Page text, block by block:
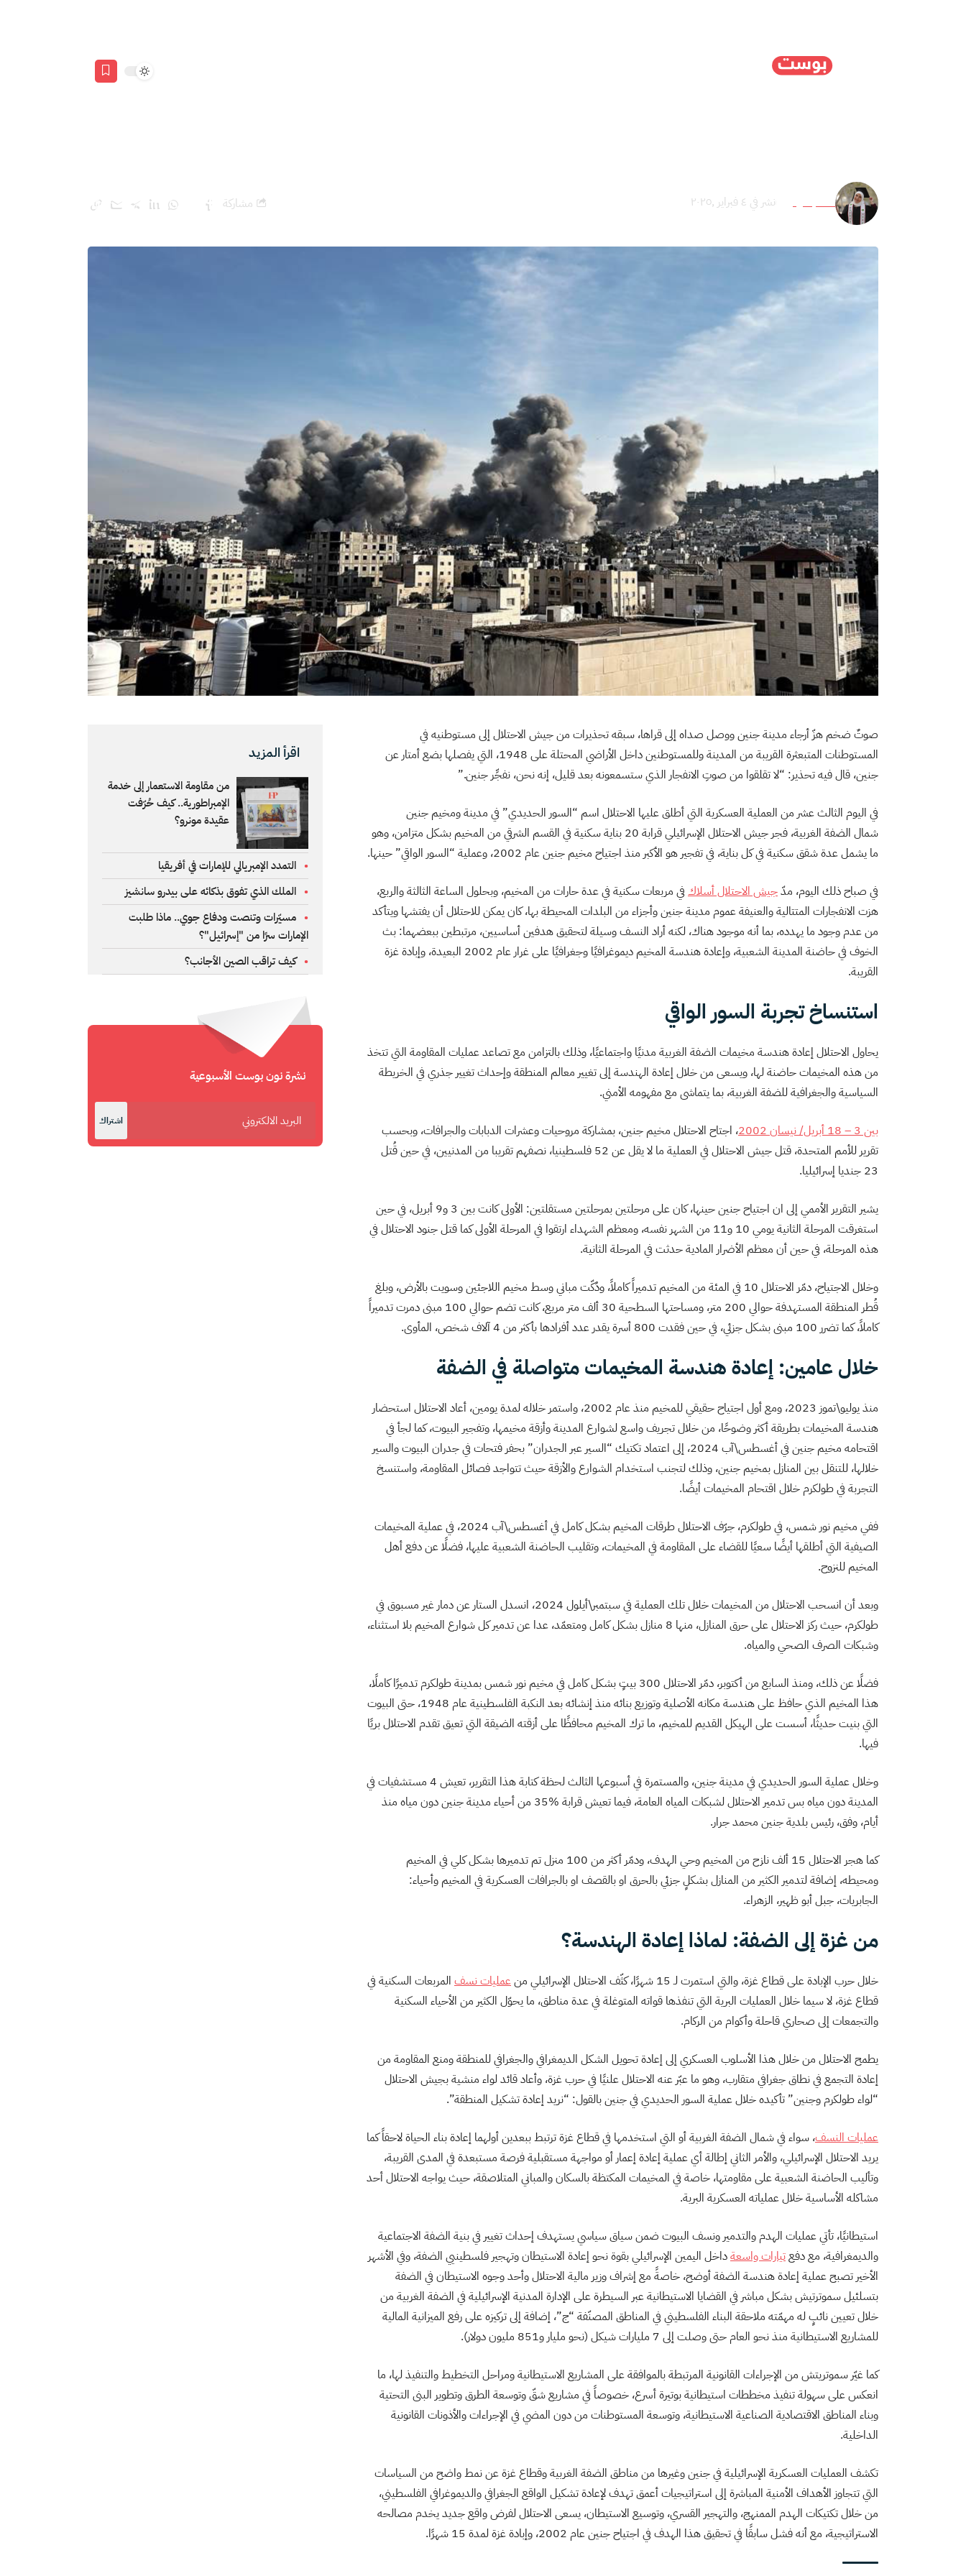
نداء بسومي نشر في ٤ فبراير ,٢٠٢٥ مشاركة
صوتٌ ضخم هزّ أرجاء مدينة جنين ووصل صداه إلى قراها، سبقه تحذيرات من جيش الاحتلال إلى مستوطنيه في
المستوطنات المتبعثرة القريبة من المدينة وللمستوطنين داخل الأراضي المحتلة على 1948، التي يفصلها بضع أمتار عن
جنين، قال فيه تحذير: “لا تقلقوا من صوتِ الانفجار الذي ستسمعونه بعد قليل، إنه نحن، نفجِّر جنين.”
في اليوم الثالث عشر من العملية العسكرية التي أطلق عليها الاحتلال اسم “السور الحديدي” في مدينة ومخيم جنين
شمال الضفة الغربية، فجر جيش الاحتلال الإسرائيلي قرابة 20 بناية سكنية في القسم الشرقي من المخيم بشكل متزامن، وهو
ما يشمل عدة شقق سكنية في كل بناية، في تفجير هو الأكبر منذ اجتياح مخيم جنين عام 2002، وعملية “السور الواقي” حينها.
في صباح ذلك اليوم، مدّجيش الاحتلال أسلاك في مربعات سكنية في عدة حارات من المخيم، وبحلول الساعة الثالثة والربع،
هزت الانفجارات المتتالية والعنيفة عموم مدينة جنين وأجزاء من البلدات المحيطة بها، كان يمكن للاحتلال أن يفتشها ويتأكد
من عدم وجود ما يهدده، بما أنه موجود هناك، لكنه أراد النسف وسيلة لتحقيق هدفين أساسيين، مرتبطين ببعضهما: بث
الخوف في حاضنة المدينة الشعبية، وإعادة هندسة المخيم ديموغرافيًا وجغرافيًا على غرار عام 2002 البعيدة، وإبادة غزة
القريبة.
استنساخ تجربة السور الواقي
يحاول الاحتلال إعادة هندسة مخيمات الضفة الغربية مدنيًا واجتماعيًا، وذلك بالتزامن مع تصاعد عمليات المقاومة التي تتخذ
من هذه المخيمات حاضنة لها، ويسعى من خلال إعادة الهندسة إلى تغيير معالم المنطقة وإحداث تغيير جذري في الخريطة
السياسية والجغرافية للضفة الغربية، بما يتماشى مع مفهومه الأمني.
بين 3 – 18 أبريل/ نيسان 2002
، اجتاح الاحتلال مخيم جنين، بمشاركة مروحيات وعشرات الدبابات والجرافات، وبحسب
تقرير للأمم المتحدة، قتل جيش الاحتلال في العملية ما لا يقل عن 52 فلسطينيا، نصفهم تقريبا من المدنيين، في حين قُتل
23 جنديا إسرائيليا.
يشير التقرير الأممي إلى ان اجتياح جنين حينها، كان على مرحلتين بمرحلتين مستقلتين: الأولى كانت بين 3 و9 أبريل، في حين
استغرقت المرحلة الثانية يومي 10 و11 من الشهر نفسه، ومعظم الشهداء ارتقوا في المرحلة الأولى كما قتل جنود الاحتلال في
هذه المرحلة، في حين أن معظم الأضرار المادية حدثت في المرحلة الثانية.
وخلال الاجتياح، دمّر الاحتلال 10 في المئة من المخيم تدميراً كاملاً، ودُكّت مباني وسط مخيم اللاجئين وسويت بالأرض، وبلغ
قُطر المنطقة المستهدفة حوالي 200 متر، ومساحتها السطحية 30 ألف متر مربع، كانت تضم حوالي 100 مبنى دمرت تدميراً
كاملاً، كما تضرر 100 مبنى بشكل جزئي، في حين فقدت 800 أسرة يقدر عدد أفرادها بأكثر من 4 آلاف شخص، المأوى.
خلال عامين: إعادة هندسة المخيمات متواصلة في الضفة
منذ يوليو\تموز 2023، ومع أول اجتياح حقيقي للمخيم منذ عام 2002، واستمر خلاله لمدة يومين، أعاد الاحتلال استحضار
هندسة المخيمات بطريقة أكثر وضوحًا، من خلال تجريف واسع لشوارع المدينة وأزقة مخيمها، وتفجير البيوت، كما لجأ في
اقتحامه مخيم جنين في أغسطس\آب 2024، إلى اعتماد تكتيك “السير عبر الجدران” بحفر فتحات في جدران البيوت والسير
خلالها، للتنقل بين المنازل بمخيم جنين، وذلك لتجنب استخدام الشوارع والأزقة حيث تتواجد فصائل المقاومة، واستنسخ
التجربة في طولكرم خلال اقتحام المخيمات أيضًا.
ففي مخيم نور شمس، في طولكرم، جرّف الاحتلال طرقات المخيم بشكل كامل في أغسطس\آب 2024، في عملية المخيمات
الصيفية التي أطلقها أيضًا سعيًا للقضاء على المقاومة في المخيمات، وتقليب الحاضنة الشعبية عليها، فضلًا عن دفع أهل
المخيم للنزوح.
وبعد أن انسحب الاحتلال من المخيمات خلال تلك العملية في سبتمبر\أيلول 2024، انسدل الستار عن دمار غير مسبوق في
طولكرم، حيث ركز الاحتلال على حرق المنازل، منها 8 منازل بشكل كامل ومتعمّد، عدا عن تدمير كل شوارع المخيم بلا استثناء،
وشبكات الصرف الصحي والمياه.
فضلًا عن ذلك، ومنذ السابع من أكتوبر، دمّر الاحتلال 300 بيتٍ بشكل كامل في مخيم نور شمس بمدينة طولكرم تدميرًا كاملًا،
هذا المخيم الذي حافظ على هندسة مكانه الأصلية وتوزيع بنائه منذ إنشائه بعد النكبة الفلسطينية عام 1948، حتى البيوت
التي بنيت حديثًا، أسست على الهيكل القديم للمخيم، ما ترك المخيم محافظًا على أزقته الضيقة التي تعيق تقدم الاحتلال بريًا
فيها.
وخلال عملية السور الحديدي في مدينة جنين، والمستمرة في أسبوعها الثالث لحظة كتابة هذا التقرير، تعيش 4 مستشفيات في
المدينة دون مياه بس تدمير الاحتلال لشبكات المياه العامة، فيما تعيش قرابة 35‎%‌‎ من أحياء مدينة جنين دون مياه منذ
أيام، وفق، رئيس بلدية جنين محمد جرار.
كما هجر الاحتلال 15 ألف نازح من المخيم وحي الهدف، ودمّر أكثر من 100 منزل تم تدميرها بشكل كلي في المخيم
ومحيطه، إضافة لتدمير الكثير من المنازل بشكلٍ جزئي بالحرق او بالقصف او بالجرافات العسكرية في المخيم وأحياء:
الجابريات، جبل أبو ظهير، الزهراء.
من غزة إلى الضفة: لماذا إعادة الهندسة؟
خلال حرب الإبادة على قطاع غزة، والتي استمرت لـ 15 شهرًا، كثّف الاحتلال الإسرائيلي من عمليات نسف المربعات السكنية في
قطاع غزة، لا سيما خلال العمليات البرية التي تنفذها قواته المتوغلة في عدة مناطق، ما يحوّل الكثير من الأحياء السكنية
والتجمعات إلى صحاري قاحلة وأكوام من الركام.
يطمح الاحتلال من خلال هذا الأسلوب العسكري إلى إعادة تحويل الشكل الديمغرافي والجغرافي للمنطقة ومنع المقاومة من
إعادة التجمع في نطاق جغرافي متقارب، وهو ما عبّر عنه الاحتلال علنيًا في حرب غزة، وأعاد قائد لواء منشية بجيش الاحتلال
“لواء طولكرم وجنين” تأكيده خلال عملية السور الحديدي في جنين بالقول: “نريد إعادة تشكيل المنطقة”.
عمليات النسف، سواء في شمال الضفة الغربية أو التي استخدمها في قطاع غزة ترتبط ببعدين أولهما إعادة بناء الحياة لاحقاً كما
يريد الاحتلال الإسرائيلي، والأمر الثاني إطالة أي عملية إعادة إعمار أو مواجهة مستقبلية فرصة مستبعدة في المدى القريبة،
وتأليب الحاضنة الشعبية على مقاومتها، خاصة في المخيمات المكتظة بالسكان والمباني المتلاصقة، حيث يواجه الاحتلال أحد
مشاكله الأساسية خلال عملياته العسكرية البرية.
استيطانيًا، تأتي عمليات الهدم والتدمير ونسف البيوت ضمن سياق سياسي يستهدف إحداث تغيير في بنية الضفة الاجتماعية
والديمغرافية، مع دفعتيارات واسعةداخل اليمين الإسرائيلي بقوة نحو إعادة الاستيطان وتهجير فلسطينيي الضفة، وفي الأشهر
الأخير تصبح عملية إعادة هندسة الضفة أوضح، خاصةً مع إشراف وزير مالية الاحتلال وأحد وجوه الاستيطان في الضفة
بتسلئيل سموترتيش بشكل مباشر في القضايا الاستيطانية عبر السيطرة على الإدارة المدنية الإسرائيلية في الضفة الغربية من
خلال تعيين نائبٍ له مهمّته ملاحقة البناء الفلسطيني في المناطق المصنّفة “ج”، إضافة إلى تركيزه على رفع الميزانية المالية
للمشاريع الاستيطانية منذ نحو العام حتى وصلت إلى 7 مليارات شيكل (نحو مليار و851 مليون دولار).
كما غيّر سموتريتش من الإجراءات القانونية المرتبطة بالموافقة على المشاريع الاستيطانية ومراحل التخطيط والتنفيذ لها، ما
انعكس على سهولة تنفيذ مخططات استيطانية بوتيرة أسرع، خصوصاً في مشاريع شقّ وتوسعة الطرق وتطوير البنى التحتية
وبناء المناطق الاقتصادية الصناعية الاستيطانية، وتوسعة المستوطنات من دون المضي في الإجراءات والأذونات القانونية
الداخلية.
تكشف العمليات العسكرية الإسرائيلية في جنين وغيرها من مناطق الضفة الغربية وقطاع غزة عن نمط واضح من السياسات
التي تتجاوز الأهداف الأمنية المباشرة إلى استراتيجيات أعمق تهدف لإعادة تشكيل الواقع الجغرافي والديموغرافي الفلسطيني،
من خلال تكتيكات الهدم الممنهج، والتهجير القسري، وتوسيع الاستيطان، يسعى الاحتلال لفرض واقع جديد يخدم مصالحه
الاستراتيجية، مع أنه فشل سابقًا في تحقيق هذا الهدف في اجتياح جنين عام 2002، وإبادة غزة لمدة 15 شهرًا.
اقرأ المزيد
من مقاومة الاستعمار إلى خدمة
الإمبراطورية.. كيف حُرّفت
عقيدة مونرو؟
التمدد الإمبريالي للإمارات في أفريقيا
الملك الذي تفوق بذكائه على بيدرو سانشيز
مسيّرات وتنصت ودفاع جوي.. ماذا طلبت
الإمارات سرًا من "إسرائيل"؟
كيف تراقب الصين الأجانب؟
نشرة نون بوست الأسبوعية
اشتراك